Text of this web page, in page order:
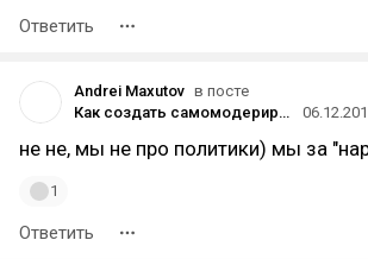
Ответить
Andrei Maxutov в посте
Как создать самомодерируемое сообщество
не не, мы не про политики) мы за
1
Ответить